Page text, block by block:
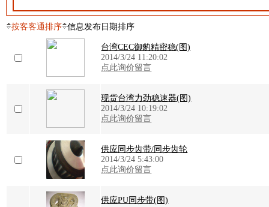
按客客通排序 信息发布日期排序
台湾CEC御豹精密稳(图)
2014/3/24 11:20:02
点此询价留言
现货台湾力劲稳速器(图)
2014/3/24 10:19:02
点此询价留言
供应同步齿带/同步齿轮
2014/3/24 5:43:00
点此询价留言
供应PU同步带(图)